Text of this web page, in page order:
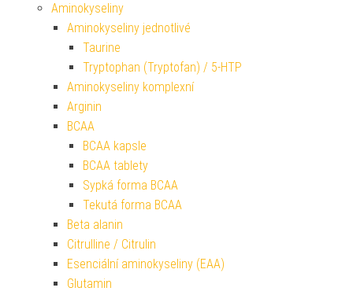
Aminokyseliny
Aminokyseliny jednotlivé
Taurine
Tryptophan (Tryptofan) / 5-HTP
Aminokyseliny komplexní
Arginin
BCAA
BCAA kapsle
BCAA tablety
Sypká forma BCAA
Tekutá forma BCAA
Beta alanin
Citrulline / Citrulin
Esenciální aminokyseliny (EAA)
Glutamin